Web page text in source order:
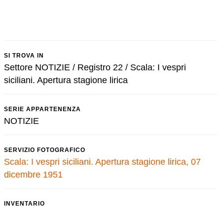
SI TROVA IN
Settore NOTIZIE / Registro 22 / Scala: I vespri
siciliani. Apertura stagione lirica
SERIE APPARTENENZA
NOTIZIE
SERVIZIO FOTOGRAFICO
Scala: I vespri siciliani. Apertura stagione lirica, 07
dicembre 1951
INVENTARIO